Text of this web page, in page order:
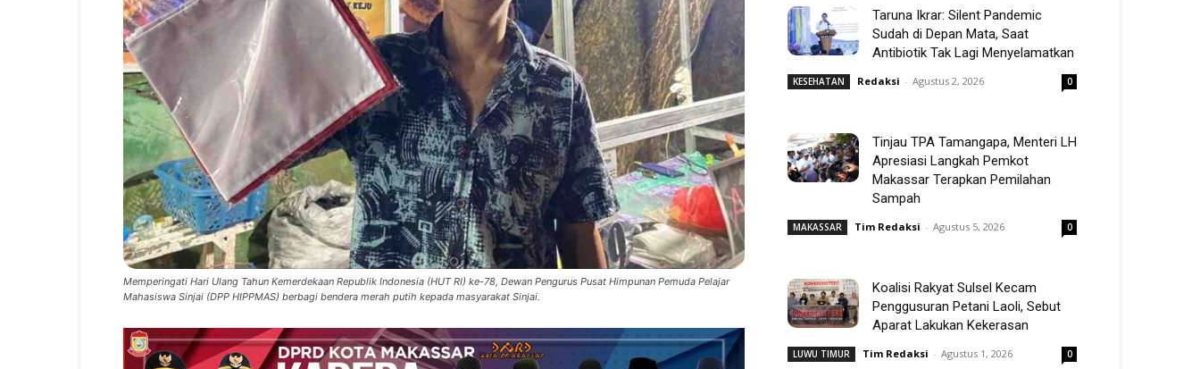
Memperingati Hari Ulang Tahun Kemerdekaan Republik Indonesia (HUT RI) ke-78, Dewan Pengurus Pusat Himpunan Pemuda Pelajar
Mahasiswa Sinjai (DPP HIPPMAS) berbagi bendera merah putih kepada masyarakat Sinjai.
Taruna Ikrar: Silent Pandemic
Sudah di Depan Mata, Saat
Antibiotik Tak Lagi Menyelamatkan
KESEHATAN Redaksi - Agustus 2, 2026 0
Tinjau TPA Tamangapa, Menteri LH
Apresiasi Langkah Pemkot
Makassar Terapkan Pemilahan
Sampah
MAKASSAR Tim Redaksi - Agustus 5, 2026 0
Koalisi Rakyat Sulsel Kecam
Penggusuran Petani Laoli, Sebut
Aparat Lakukan Kekerasan
LUWU TIMUR Tim Redaksi - Agustus 1, 2026 0